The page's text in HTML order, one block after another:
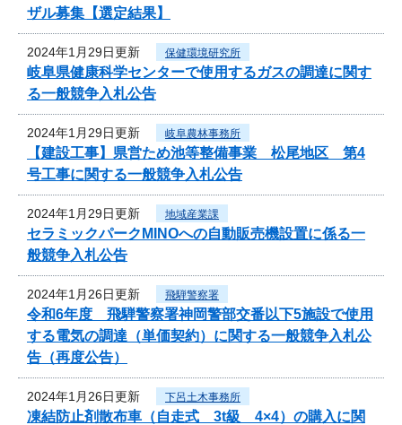
ザル募集【選定結果】
2024年1月29日更新 保健環境研究所
岐阜県健康科学センターで使用するガスの調達に関す
る一般競争入札公告
2024年1月29日更新 岐阜農林事務所
【建設工事】県営ため池等整備事業 松尾地区 第4
号工事に関する一般競争入札公告
2024年1月29日更新 地域産業課
セラミックパークMINOへの自動販売機設置に係る一
般競争入札公告
2024年1月26日更新 飛騨警察署
令和6年度 飛騨警察署神岡警部交番以下5施設で使用
する電気の調達（単価契約）に関する一般競争入札公
告（再度公告）
2024年1月26日更新 下呂土木事務所
凍結防止剤散布車（自走式 3t級 4×4）の購入に関